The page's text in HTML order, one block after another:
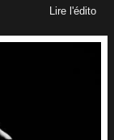
Lire l'édito